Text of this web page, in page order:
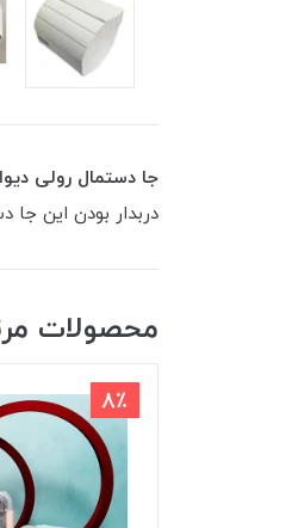
جا دستمال رولی
دربدار بودن این
محصولات
8٪